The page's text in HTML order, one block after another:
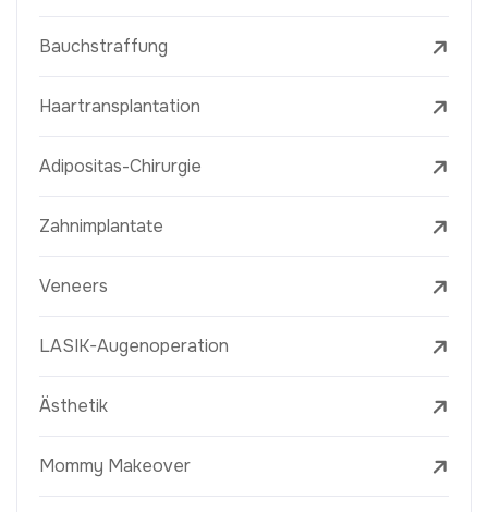
Bauchstraffung
Haartransplantation
Adipositas-Chirurgie
Zahnimplantate
Veneers
LASIK-Augenoperation
Ästhetik
Mommy Makeover